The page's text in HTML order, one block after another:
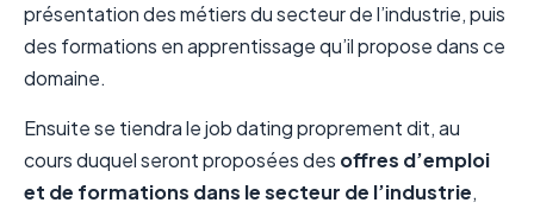
présentation des métiers du secteur de l’industrie, puis
des formations en apprentissage qu’il propose dans ce
domaine.
Ensuite se tiendra le job dating proprement dit, au
cours duquel seront proposées des offres d’emploi
et de formations dans le secteur de l’industrie,